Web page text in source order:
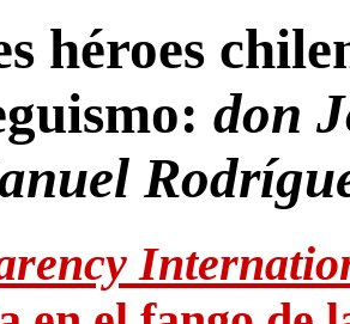
héroes
don